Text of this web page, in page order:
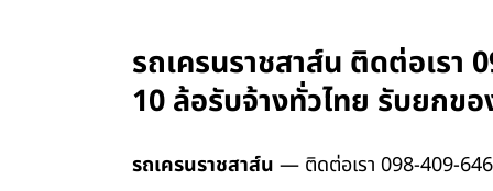
รถเครนราชสาส์น ติดต่อเรา
10 ล้อรับจ้างทั่วไทย รับยกข
รถเครนราชสาส์น — ติดต่อเรา 098-409-